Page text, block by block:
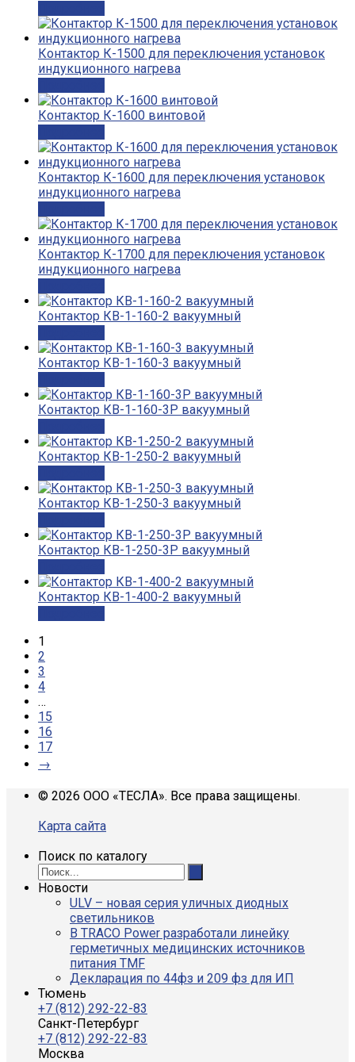
Контактор К-1500 для переключения установок
индукционного нагрева
Контактор К-1600 винтовой
Контактор К-1600 для переключения установок
индукционного нагрева
Контактор К-1700 для переключения установок
индукционного нагрева
Контактор КВ-1-160-2 вакуумный
Контактор КВ-1-160-3 вакуумный
Контактор КВ-1-160-3Р вакуумный
Контактор КВ-1-250-2 вакуумный
Контактор КВ-1-250-3 вакуумный
Контактор КВ-1-250-3Р вакуумный
Контактор КВ-1-400-2 вакуумный
1
2
3
4
…
15
16
17
→
© 2026 ООО «ТЕСЛА». Все права защищены.
Карта сайта
Поиск по каталогу
Новости
ULV – новая серия уличных диодных
светильников
В TRACO Power разработали линейку
герметичных медицинских источников
питания TMF
Декларация по 44фз и 209 фз для ИП
Тюмень
+7 (812) 292-22-83
Санкт-Петербург
+7 (812) 292-22-83
Москва